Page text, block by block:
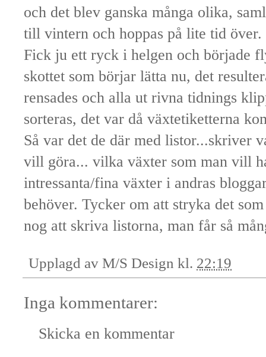
och det blev ganska många olika,
till vintern och hoppas på lite tid över.
Fick ju ett ryck i helgen och började
skottet som börjar lätta nu, det
rensades och alla ut rivna tidnings
sorteras, det var då växtetiketterna
Så var det de där med listor...skriver
vill göra... vilka växter som man vill
intressanta/fina växter i andras
behöver. Tycker om att stryka det
nog att skriva listorna, man får så
Upplagd av M/S Design kl. 22:19
Inga kommentarer:
Skicka en kommentar